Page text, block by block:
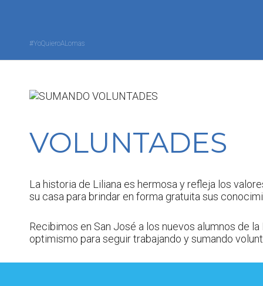
#YoQuieroALomas
VOLUNTADES
La historia de Liliana es hermosa y refleja los
su casa para brindar en forma gratuita sus
Recibimos en San José a los nuevos alumnos de
optimismo para seguir trabajando y sumando